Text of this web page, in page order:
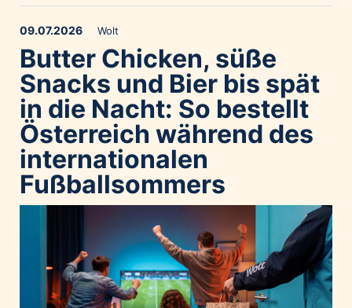
09.07.2026 Wolt
Butter Chicken, süße
Snacks und Bier bis spät
in die Nacht: So bestellt
Österreich während des
internationalen
Fußballsommers